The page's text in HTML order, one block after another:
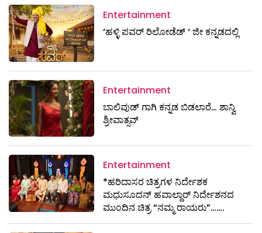
Entertainment
‘ಹಳ್ಳಿ ಪವರ್ ರಿಲೋಡೆಡ್ ‘ ಜೀ ಕನ್ನಡದಲ್ಲಿ
Entertainment
ಬಾಲಿವುಡ್ ಗಾಗಿ ಕನ್ನಡ ಬಿಡಲಾರೆ… ಶಾನ್ವಿ
ಶ್ರೀವಾತ್ಸವ್
Entertainment
*ಹರಿದಾಸರ ಚಿತ್ರಗಳ ನಿರ್ದೇಶಕ
ಮಧುಸೂದನ್ ಹವಾಲ್ದಾರ್ ನಿರ್ದೇಶನದ
ಮುಂದಿನ ಚಿತ್ರ “ನಮ್ಮ ರಾಯರು”…….